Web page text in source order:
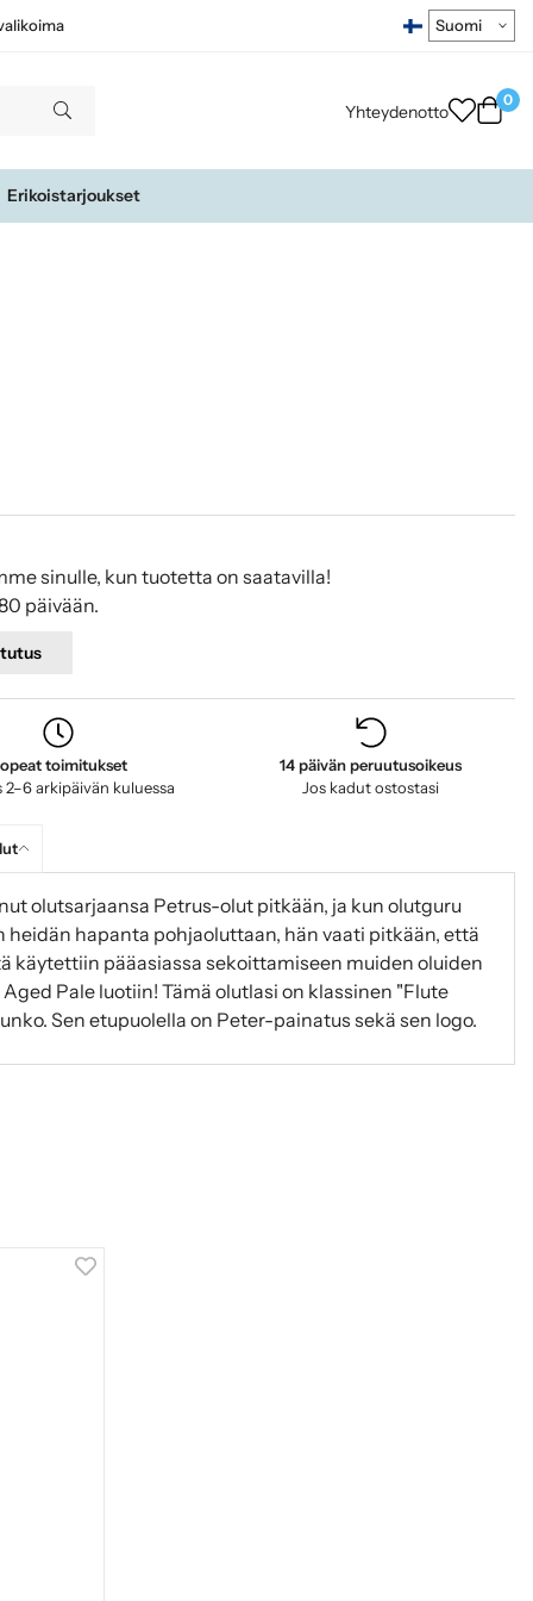
Yhteydenotto
0
Erikoistarjoukset
sinulle, kun tuotetta on saatavilla!
päivään.
toimitukset
2–6 arkipäivän kuluessa
14 päivän peruutusoikeus
Jos kadut ostostasi
olutsarjaansa Petrus-olut pitkään, ja kun olutguru
hapanta pohjaoluttaan, hän vaati pitkään, että
käytettiin pääasiassa sekoittamiseen muiden oluiden
Pale luotiin! Tämä olutlasi on klassinen "Flute
Sen etupuolella on Peter-painatus sekä sen logo.